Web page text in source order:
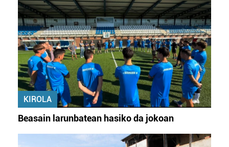
KIROLA
Beasain larunbatean hasiko da jokoan